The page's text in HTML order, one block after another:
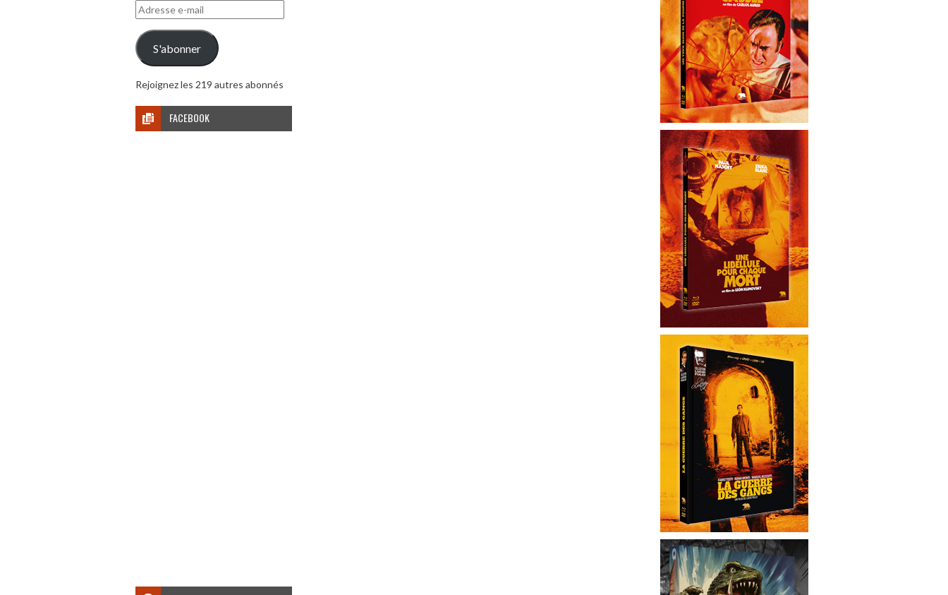
Adresse
e-
mail
S'abonner
Rejoignez les 219 autres abonnés
FACEBOOK